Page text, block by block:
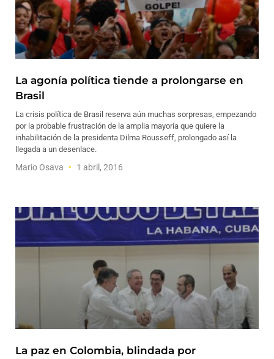
La agonía política tiende a prolongarse en
Brasil
La crisis política de Brasil reserva aún muchas sorpresas, empezando
por la probable frustración de la amplia mayoría que quiere la
inhabilitación de la presidenta Dilma Rousseff, prolongado así la
llegada a un desenlace.
Mario Osava 1 abril, 2016
La paz en Colombia, blindada por